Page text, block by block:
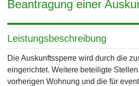
Beantragung einer
Leistungsbeschreibung
Die Auskunftssperre wird durch die
eingerichtet. Weitere beteiligte
vorherigen Wohnung und die für